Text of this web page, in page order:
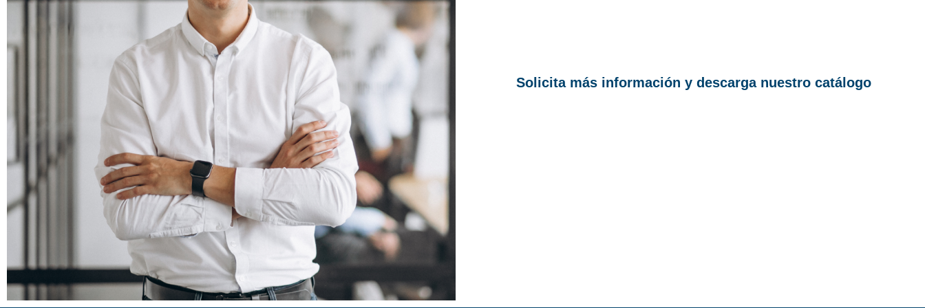
Solicita más información y descarga nuestro catálogo